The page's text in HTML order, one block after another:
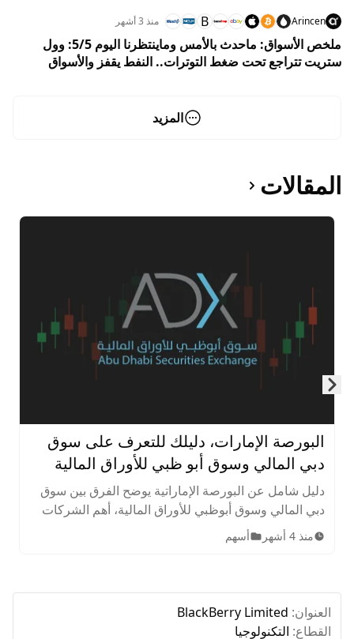
Arincen
B منذ 3 أشهر
ملخص الأسواق: ماحدث بالأمس وماينتظرنا اليوم 5/5: وول
ستريت تتراجع تحت ضغط التوترات.. النفط يقفز والأسواق
المزيد
المقالات
البورصة الإمارات، دليلك للتعرف على سوق
دبي المالي وسوق أبو ظبي للأوراق المالية
دليل شامل عن البورصة الإماراتية يوضح الفرق بين سوق
دبي المالي وسوق أبوظبي للأوراق المالية، أهم الشركات
المدرجة، الأصول المتاحة، ساعات التداول، وخطوات
الاستثمار للمبتدئين.
منذ 4 أشهر أسهم
العنوان: BlackBerry Limited
القطاع: التكنولوجيا